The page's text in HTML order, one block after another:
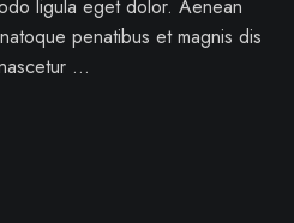
ligula eget dolor. Aenean
penatibus et magnis dis
…